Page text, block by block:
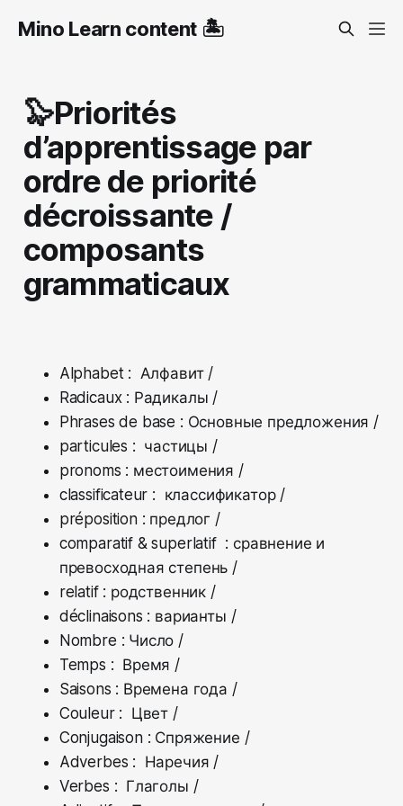
Mino Learn content 🏝️
🦭Priorités
d’apprentissage par
ordre de priorité
décroissante /
composants
grammaticaux
Alphabet : Алфавит /
Radicaux : Радикалы /
Phrases de base : Основные предложения /
particules : частицы /
pronoms : местоимения /
classificateur : классификатор /
préposition : предлог /
comparatif & superlatif : сравнение и
превосходная степень /
relatif : родственник /
déclinaisons : варианты /
Nombre : Число /
Temps : Время /
Saisons : Времена года /
Couleur : Цвет /
Conjugaison : Спряжение /
Adverbes : Наречия /
Verbes : Глаголы /